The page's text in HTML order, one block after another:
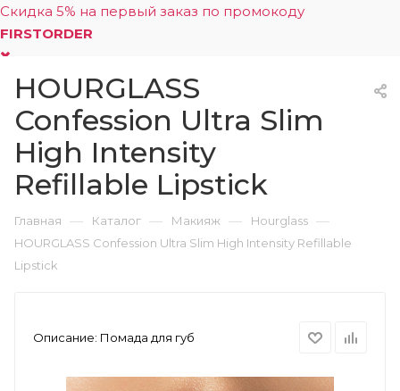
Скидка 5% на первый заказ по промокоду
FIRSTORDER
0
HOURGLASS
Confession Ultra Slim
High Intensity
Refillable Lipstick
Главная — Каталог — Макияж — Hourglass —
HOURGLASS Confession Ultra Slim High Intensity Refillable
Lipstick
Описание: Помада для губ